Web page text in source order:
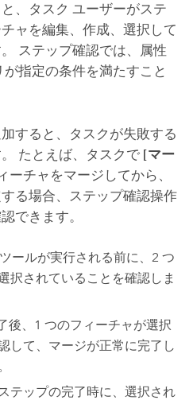
、タスク ユーザーがステ
ャを編集、作成、選択して
ステップ確認では、属性
指定の条件を満たすこと
すると、タスクが失敗する
たとえば、タスクで [マー
ーチャをマージしてから、
る場合、ステップ確認操作
できます。
ツールが実行される前に、2 つ
択されていることを確認しま
後、1 つのフィーチャが選択
して、マージが正常に完了し
テップの完了時に、選択され